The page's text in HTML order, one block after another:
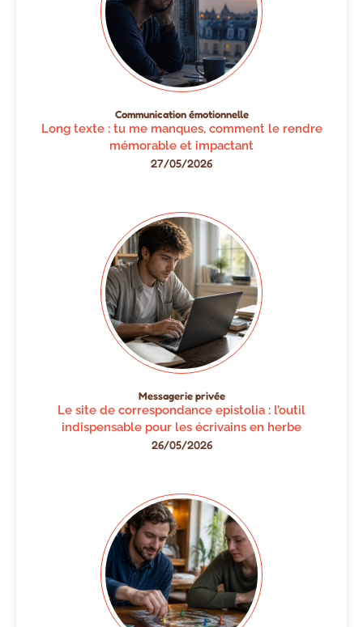
Communication émotionnelle
Long texte : tu me manques, comment le rendre
mémorable et impactant
27/05/2026
Messagerie privée
Le site de correspondance epistolia : l’outil
indispensable pour les écrivains en herbe
26/05/2026